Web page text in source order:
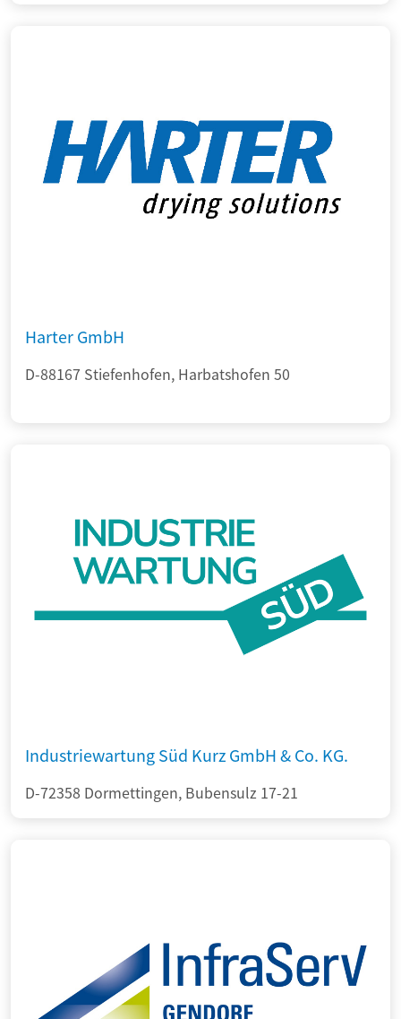
Harter GmbH
D-88167 Stiefenhofen, Harbatshofen 50
Industriewartung Süd Kurz GmbH & Co. KG.
D-72358 Dormettingen, Bubensulz 17-21